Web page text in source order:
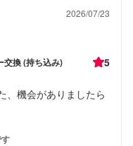
2026/07/23
交換 (持ち込み) 5
、機会がありましたら